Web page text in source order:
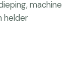
machine
helder